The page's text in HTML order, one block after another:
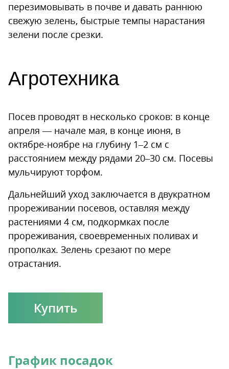
перезимовывать в почве и давать раннюю
свежую зелень, быстрые темпы нарастания
зелени после срезки.
Агротехника
Посев проводят в несколько сроков: в конце
апреля — начале мая, в конце июня, в
октябре-ноябре на глубину 1–2 см с
расстоянием между рядами 20–30 см. Посевы
мульчируют торфом.
Дальнейший уход заключается в двукратном
прореживании посевов, оставляя между
растениями 4 см, подкормках после
прореживания, своевременных поливах и
прополках. Зелень срезают по мере
отрастания.
Купить
График посадок